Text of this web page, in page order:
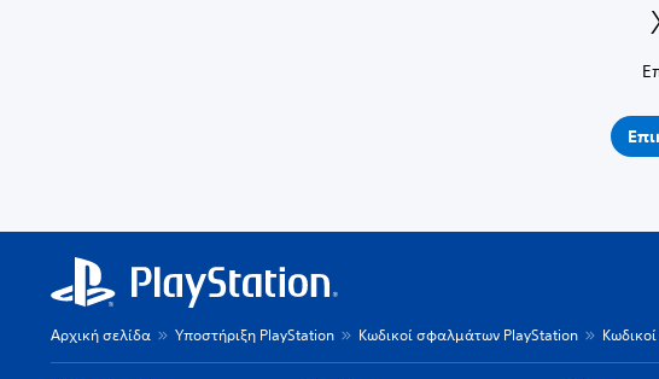
Αρχική σελίδα Υποστήριξη PlayStation Κωδικοί σφαλμάτων PlayStation